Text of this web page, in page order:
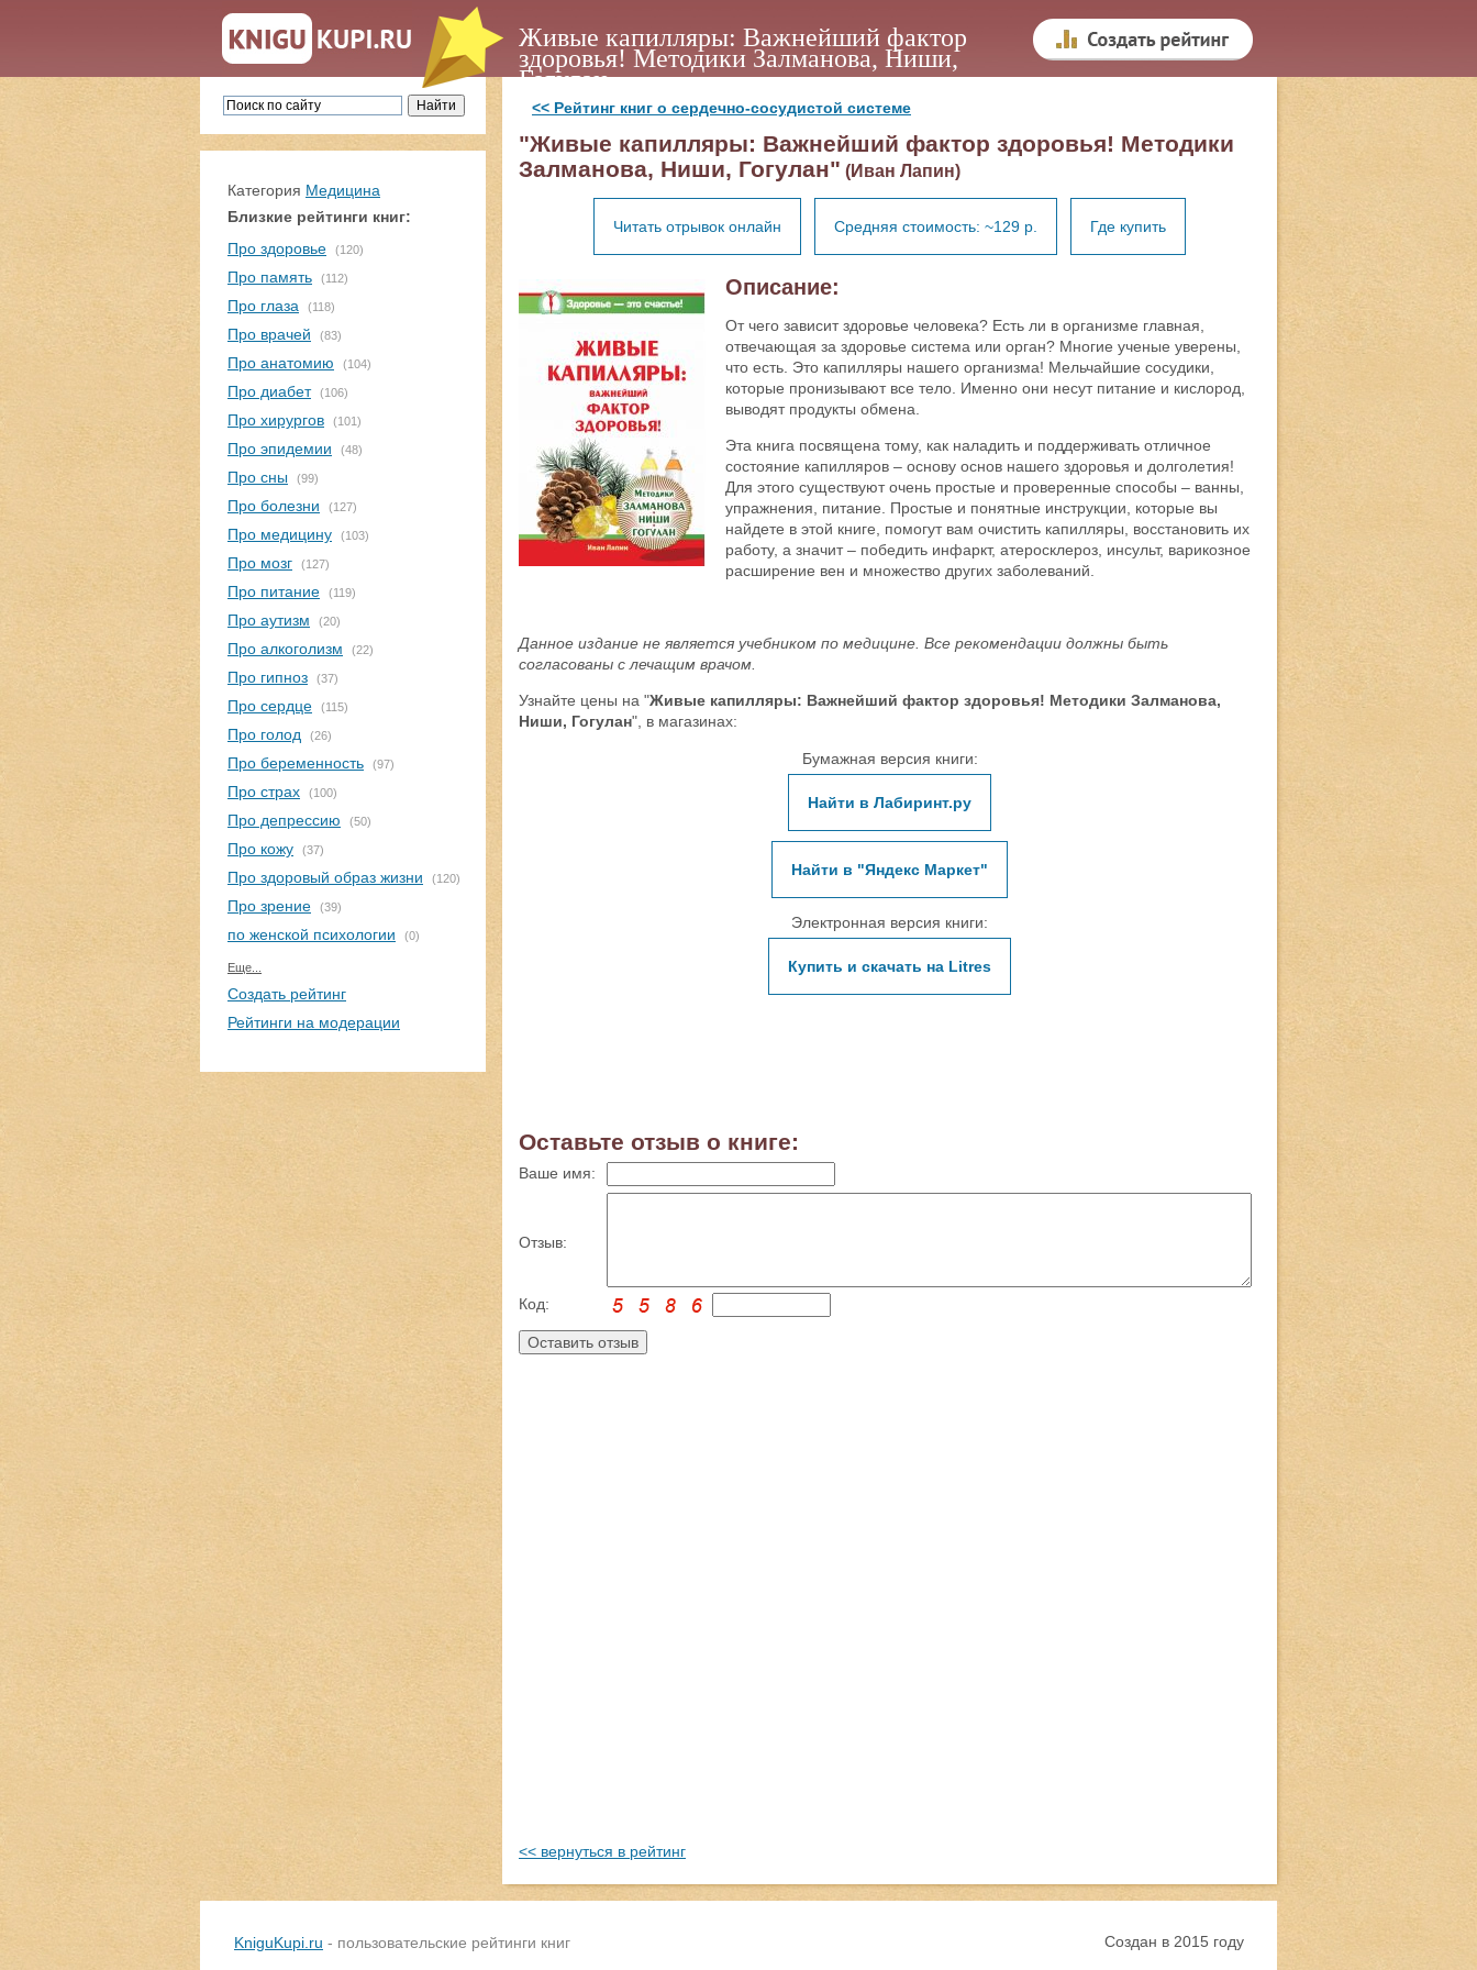
Живые капилляры: Важнейший фактор
здоровья! Методики Залманова, Ниши,
Гогулан
Категория Медицина
Близкие рейтинги книг:
Про здоровье
(120)
Про память (112)
Про глаза (118)
Про врачей (83)
Про анатомию (104)
Про диабет (106)
Про хирургов (101)
Про эпидемии (48)
Про сны (99)
Про болезни (127)
Про медицину (103)
Про мозг (127)
Про питание (119)
Про аутизм (20)
Про алкоголизм (22)
Про гипноз (37)
Про сердце (115)
Про голод (26)
Про беременность (97)
Про страх (100)
Про депрессию (50)
Про кожу (37)
Про здоровый образ жизни (120)
Про зрение (39)
по женской психологии (0)
Еще...
Создать рейтинг
Рейтинги на модерации
<< Рейтинг книг о сердечно-сосудистой системе
"Живые капилляры: Важнейший фактор здоровья! Методики
Залманова, Ниши, Гогулан" (Иван Лапин)
Читать отрывок онлайн Средняя стоимость: ~129 р. Где купить
Описание:
От чего зависит здоровье человека? Есть ли в организме главная,
отвечающая за здоровье система или орган? Многие ученые уверены,
что есть. Это капилляры нашего организма! Мельчайшие сосудики,
которые пронизывают все тело. Именно они несут питание и кислород,
выводят продукты обмена.
Эта книга посвящена тому, как наладить и поддерживать отличное
состояние капилляров – основу основ нашего здоровья и долголетия!
Для этого существуют очень простые и проверенные способы – ванны,
упражнения, питание. Простые и понятные инструкции, которые вы
найдете в этой книге, помогут вам очистить капилляры, восстановить их
работу, а значит – победить инфаркт, атеросклероз, инсульт, варикозное
расширение вен и множество других заболеваний.
Данное издание не является учебником по медицине. Все рекомендации должны быть
согласованы с лечащим врачом.
Узнайте цены на "Живые капилляры: Важнейший фактор здоровья! Методики Залманова,
Ниши, Гогулан", в магазинах:
Бумажная версия книги:
Найти в Лабиринт.ру
Найти в "Яндекс Маркет"
Электронная версия книги:
Купить и скачать на Litres
Оставьте отзыв о книге:
Ваше имя:
Отзыв:
Код:
<< вернуться в рейтинг
KniguKupi.ru - пользовательские рейтинги книг Создан в 2015 году